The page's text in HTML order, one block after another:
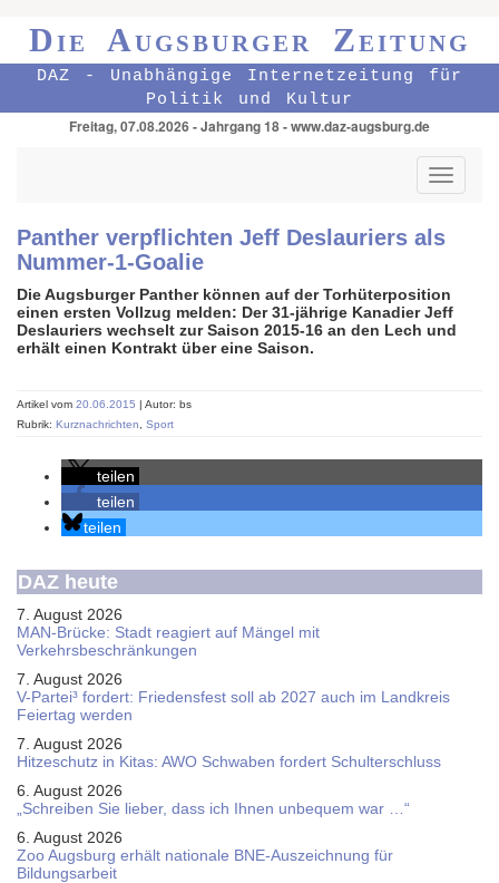
Die Augsburger Zeitung
DAZ - Unabhängige Internetzeitung für
Politik und Kultur
Freitag, 07.08.2026 - Jahrgang 18 - www.daz-augsburg.de
Toggle
Panther verpflichten Jeff Deslauriers als
Nummer-1-Goalie
Die Augsburger Panther können auf der Torhüterposition
einen ersten Vollzug melden: Der 31-jährige Kanadier Jeff
Deslauriers wechselt zur Saison 2015-16 an den Lech und
erhält einen Kontrakt über eine Saison.
Artikel vom 20.06.2015 | Autor: bs
Rubrik: Kurznachrichten Sport
teilen
teilen
teilen
DAZ heute
7. August 2026
MAN-Brücke: Stadt reagiert auf Mängel mit
Verkehrsbeschränkungen
7. August 2026
V-Partei­³ fordert: Friedens­fest soll ab 2027 auch im Land­kreis
Feier­tag werden
7. August 2026
Hitzeschutz in Kitas: AWO Schwaben fordert Schulterschluss
6. August 2026
„Schreiben Sie lieber, dass ich Ihnen unbequem war …“
6. August 2026
Zoo Augsburg erhält nationale BNE-Auszeichnung für
Bildungsarbeit